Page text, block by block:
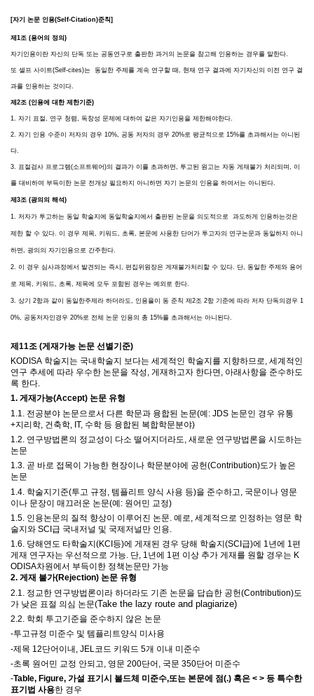
[자기 논문 인용(Self-Citation)준칙]
제1조 (용어의 정의)
자기인용이란 자신의 단독 또는 공동연구로 출판한 과거의 논문을 참고해 인용하는 경우를 말한다.
또 셀프 사이트(Self-cites)는 동일한 주제를 계속 연구할 때, 현재 연구 결과에 자기자신의 이전 연구 결
과를 인용하는 것이다.
제2조 (인용에 대한 제한기준)
1. 자기 표절, 연구 청렴, 독창성 문제에 대하여 같은 자기인용을 제한해야한다.
2. 자기 인용 수준이 저자의 경우 10%, 공동 저자의 경우 20%로 평균적으로 15%를 초과해서는 아니된
다.
3. 표절검사 프로그램(소프트웨어)의 결과가 이를 초과하면, 투고된 원고는 자동 게재불가 처리되며, 이
를 대비하여 부득이한 논문 전개상 필요하지 아니하면 자기 논문의 인용을 하여서는 아니된다.
제3조 (광의의 해석)
1. 저자가 투고하는 동일 학술지에 동일학술지에서 출판된 논문을 의도적으로 과도하게 인용하는것은
제한 할 수 있다. 이 경우 제목, 키워드, 초록, 본문에 사용한 단어가 투고자의 연구논문과 동일하지 아니
하면, 광의의 자기인용으로 간주한다.
2. 이 경우 심사과정에서 발견되는 즉시, 편집위원장은 게재불가처리할 수 있다. 단, 동일한 주제와 용어
로 제목, 키워드, 초록, 제목에 모두 포함된 경우는 예외로 한다.
3. 상기 2항과 같이 동일한주제라 하더라도, 인용율이 동 준칙 제2조 2항 기준에 따라 저자 단독의경우 1
0%, 공동저자인경우 20%로 전체 논문 인용의 총 15%를 초과해서는 아니된다.
제11조 (게재가능 논문 선별기준)
KODISA 학술지는 국내학술지 보다는 세계적인 학술지를 지향하므로, 세계적인
연구 추세에 따라 우수한 논문을 작성, 게재하고자 한다면 , 아래사항을 준수하도
록 한다.
1. 게재가능(Accept) 논문 유형
1.1. 전공분야 논문으로서 다른 학문과 융합된 논문(예: JDS 논문인 경우 유통
+지리학 건축학 , IT, 수학 등 융합된 복합학문분야)
1.2. 연구방법론의 정교성이 다소 떨어지더라도, 새로운 연구방법론을 시도하는
논문
1.3. 곧 바로 접목이 가능한 현장이나 학문분야에 공헌(Contribution)도가 높은
논문
1.4. 학술지기준(투고 규정 템플리트 양식 사용 등)을 준수하고
국문이나 영문
이나 문장이 매끄러운 논문(예: 원어민 교정)
1.5. 인용논문의 질적 향상이 이루어진 논문. 예로, 세계적으로 인정하는 영문 학
술지와 SCI 급 국내저널 및 국제저널만 인용.
1.6. 당해연도 타학술지 (KCI 등)에 게재된 경우 당해 학술지 (SCI 급)에 1년에 1편
게재 연구자는 우선적으로 가능. 단, 1년에 1편 이상 추가 게재를 원할 경우는 K
ODISA차원에서 부득이한 정책논문만 가능
2. 게재 불가(Rejection) 논문 유형
2.1. 정교한 연구방법론이라 하더라도 기존 논문을 답습한 공헌(Contribution)도
가 낮은 표절 의심 논문(Take the lazy route and plagiarize)
2.2. 학회 투고기준을 준수하지 않은 논문
-투고규정 미준수 및 템플리트양식 미사용
-제목 12단어이내 , JEL 코드 키워드 5개 이내 미준수
-초록 원어민 교정 안되고, 영문 200단어 , 국문 350단어 미준수
-Table, Figure, 가설 표기시 볼드체 미준수,또는 본문에 점(.) 혹은 < > 등 특수한
표기법 사용한 경우